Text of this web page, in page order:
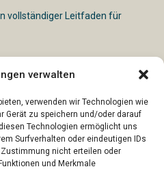
verwalten
verwenden wir Technologien wie
Gerät zu speichern und/oder darauf
Technologien ermöglicht uns
Surfverhalten oder eindeutigen IDs
nicht erteilen oder
und Merkmale
vollständiger Leitfaden für
gibt es vielfältige